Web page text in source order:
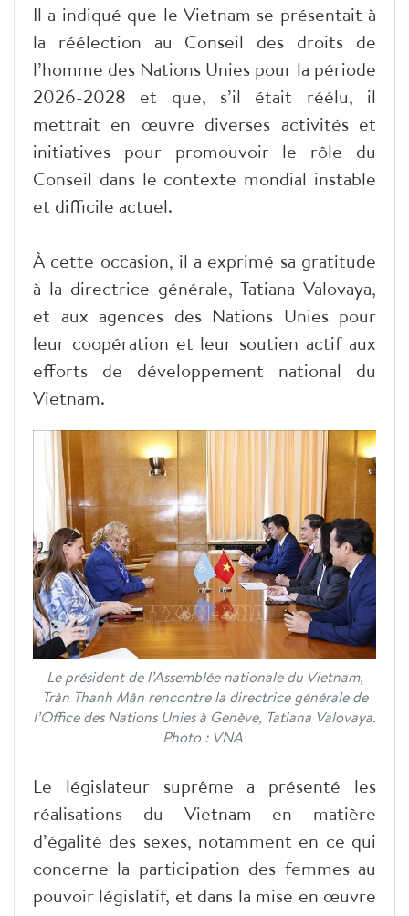
Il a indiqué que le Vietnam se présentait à
la réélection au Conseil des droits de
l’homme des Nations Unies pour la période
2026-2028 et que, s’il était réélu, il
mettrait en œuvre diverses activités et
initiatives pour promouvoir le rôle du
Conseil dans le contexte mondial instable
et difficile actuel.
À cette occasion, il a exprimé sa gratitude
à la directrice générale, Tatiana Valovaya,
et aux agences des Nations Unies pour
leur coopération et leur soutien actif aux
efforts de développement national du
Vietnam.
Le président de l’Assemblée nationale du Vietnam,
Trân Thanh Mân rencontre la directrice générale de
l’Office des Nations Unies à Genève, Tatiana Valovaya.
Photo : VNA
Le législateur suprême a présenté les
réalisations du Vietnam en matière
d’égalité des sexes, notamment en ce qui
concerne la participation des femmes au
pouvoir législatif, et dans la mise en œuvre